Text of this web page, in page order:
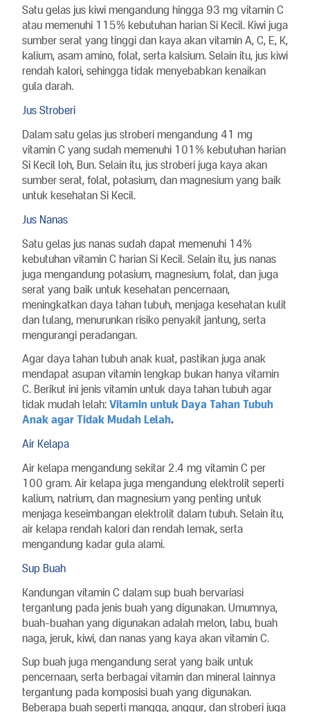
Satu gelas jus kiwi mengandung hingga 93 mg vitamin C
atau memenuhi 115% kebutuhan harian Si Kecil. Kiwi juga
sumber serat yang tinggi dan kaya akan vitamin A, C, E, K,
kalium, asam amino, folat, serta kalsium. Selain itu, jus kiwi
rendah kalori, sehingga tidak menyebabkan kenaikan
gula darah.
Jus Stroberi
Dalam satu gelas jus stroberi mengandung 41 mg
vitamin C yang sudah memenuhi 101% kebutuhan harian
Si Kecil loh, Bun. Selain itu, jus stroberi juga kaya akan
sumber serat, folat, potasium, dan magnesium yang baik
untuk kesehatan Si Kecil.
Jus Nanas
Satu gelas jus nanas sudah dapat memenuhi 14%
kebutuhan vitamin C harian Si Kecil. Selain itu, jus nanas
juga mengandung potasium, magnesium, folat, dan juga
serat yang baik untuk kesehatan pencernaan,
meningkatkan daya tahan tubuh, menjaga kesehatan kulit
dan tulang, menurunkan risiko penyakit jantung, serta
mengurangi peradangan.
Agar daya tahan tubuh anak kuat, pastikan juga anak
mendapat asupan vitamin lengkap bukan hanya vitamin
C. Berikut ini jenis vitamin untuk daya tahan tubuh agar
tidak mudah lelah: Vitamin untuk Daya Tahan Tubuh
Anak agar Tidak Mudah Lelah.
Air Kelapa
Air kelapa mengandung sekitar 2.4 mg vitamin C per
100 gram. Air kelapa juga mengandung elektrolit seperti
kalium, natrium, dan magnesium yang penting untuk
menjaga keseimbangan elektrolit dalam tubuh. Selain itu,
air kelapa rendah kalori dan rendah lemak, serta
mengandung kadar gula alami.
Sup Buah
Kandungan vitamin C dalam sup buah bervariasi
tergantung pada jenis buah yang digunakan. Umumnya,
buah-buahan yang digunakan adalah melon, labu, buah
naga, jeruk, kiwi, dan nanas yang kaya akan vitamin C.
Sup buah juga mengandung serat yang baik untuk
pencernaan, serta berbagai vitamin dan mineral lainnya
tergantung pada komposisi buah yang digunakan.
Beberapa buah seperti mangga, anggur, dan stroberi juga